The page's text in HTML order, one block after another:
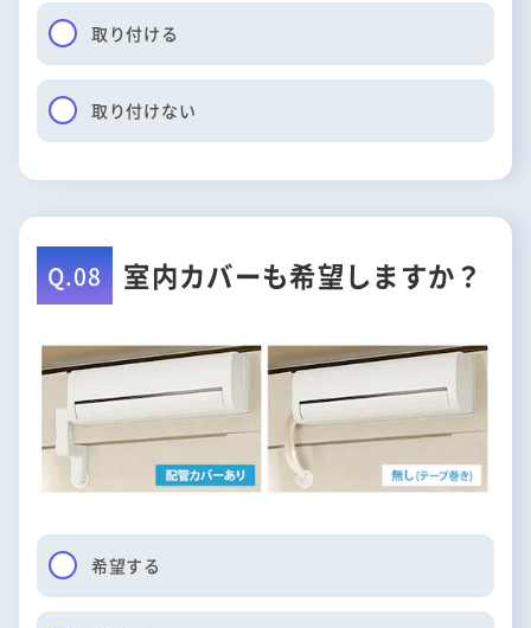
取り付ける
取り付けない
Q.08 室内カバーも希望しますか？
希望する